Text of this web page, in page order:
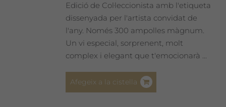
Edició de Col·leccionista amb l'etiqueta
dissenyada per l'artista convidat de
l'any. Només 300 ampolles màgnum.
Un vi especial, sorprenent, molt
complex i elegant que t'emocionarà ...
Afegeix a la cistella